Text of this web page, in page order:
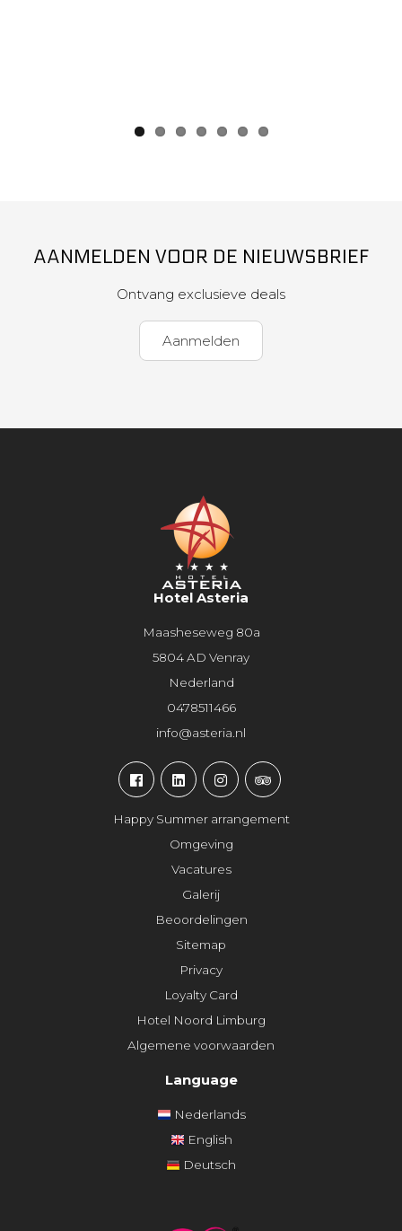
AANMELDEN VOOR DE NIEUWSBRIEF
Ontvang exclusieve deals
Aanmelden
Hotel Asteria
Maasheseweg 80a
5804 AD Venray
Nederland
0478511466
info@asteria.nl
Happy Summer arrangement
Omgeving
Vacatures
Galerij
Beoordelingen
Sitemap
Privacy
Loyalty Card
Hotel Noord Limburg
Algemene voorwaarden
Language
Nederlands
English
Deutsch